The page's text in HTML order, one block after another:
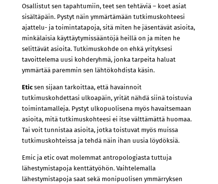
Osallistut sen tapahtumiin, teet sen tehtäviä – koet asiat
sisältäpäin. Pystyt näin ymmärtämään tutkimuskohteesi
ajattelu- ja toimintatapoja, sitä miten he jäsentävät asioita,
minkälaisia käyttäytymissääntöjä heillä on ja miten he
selittävät asioita. Tutkimuskohde on ehkä yrityksesi
tavoittelema uusi kohderyhmä, jonka tarpeita haluat
ymmärtää paremmin sen lähtökohdista käsin.
Etic sen sijaan tarkoittaa, että havainnoit
tutkimuskohdettasi ulkoapäin, yrität nähdä siinä toistuvia
toimintamalleja. Pystyt ulkopuolisena myös havaitsemaan
asioita, mitä tutkimuskohteesi ei itse välttämättä huomaa.
Tai voit tunnistaa asioita, jotka toistuvat myös muissa
tutkimuskohteissa ja tehdä näin ihan uusia löydöksiä.
Emic ja etic ovat molemmat antropologiasta tuttuja
lähestymistapoja kenttätyöhön. Vaihtelemalla
lähestymistapoja saat sekä monipuolisen ymmärryksen